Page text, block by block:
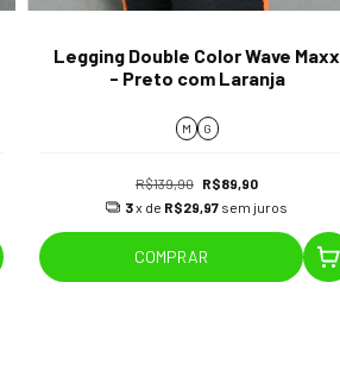
Legging Double Color Wave Maxx
- Preto com Laranja
M G
R$139,90 R$89,90
3x de R$29,97 sem juros
COMPRAR